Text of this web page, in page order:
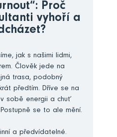
Proč
vyhoří a
jak s našimi lidmi,
Člověk jede na
trasa, podobný
předtím. Dříve se na
sobě energii a chuť
se to ale mění.
a předvídatelné.